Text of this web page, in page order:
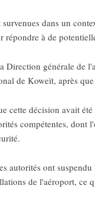
dans un
répondre à de
Direction générale de
de Koweït, après
cette décision avait
compétentes,
autorités ont
de l'aéroport, ce